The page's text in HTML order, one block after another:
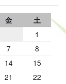
金
土
1
7
8
14
15
21
22